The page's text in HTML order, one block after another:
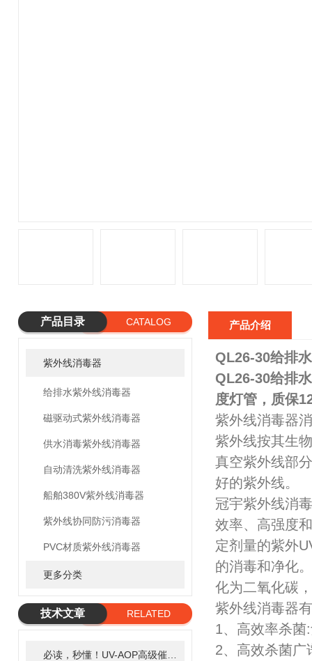
产品目录 CATALOG
紫外线消毒器
给排水紫外线消毒器
磁驱动式紫外线消毒器
供水消毒紫外线消毒器
自动清洗紫外线消毒器
船舶380V紫外线消毒器
紫外线协同防污消毒器
PVC材质紫外线消毒器
更多分类
技术文章
RELATED
产品介绍
QL26-30给排
QL26-30给排
度灯管，质保
紫外线消毒器
紫外线按其生
真空紫外线部
好的紫外线。
冠宇紫外线消
效率、高强度
定剂量的紫外
的消毒和净化
化为二氧化碳
紫外线消毒器
1、高效率杀菌
2、高效杀菌广